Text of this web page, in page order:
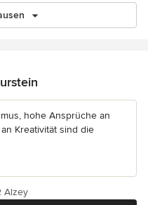
hohe Ansprüche an
Kreativität sind die
Alzey